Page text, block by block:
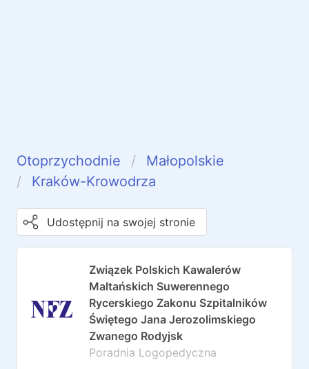
Otoprzychodnie
Małopolskie
Kraków-Krowodrza
Udostępnij na swojej stronie
Związek Polskich Kawalerów
Maltańskich Suwerennego
Rycerskiego Zakonu Szpitalników
Świętego Jana Jerozolimskiego
Zwanego Rodyjsk
Poradnia Logopedyczna